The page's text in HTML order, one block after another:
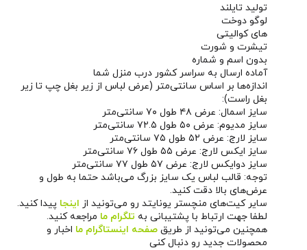
تولید تایلند
لوگو دوخت
های کوالیتی
تیشرت و شورت
بدون اسم و شماره
آماده ارسال به سراسر کشور درب منزل شما
اندازه‌ها بر اساس سانتی‌متر (عرض لباس از زیر بغل چپ تا زیر
بغل راست):
سایز اسمال: عرض ۴۸ طول ۷۰ سانتی‌متر
سایز مدیوم: عرض ۵۰ طول ۷۲.۵ سانتی‌متر
سایز لارج: عرض ۵۲ طول ۷۵ سانتی‌متر
سایز ایکس لارج: عرض ۵۵ طول ۷۶ سانتی‌متر
سایز دوایکس لارج: عرض ۵۷ طول ۷۷ سانتی‌متر
توجه: قالب لباس یک سایز بزرگ می‌باشد حتما به طول و
عرض‌های بالا دقت کنید.
سایر کیت‌های منچستر یونایتد رو می‌تونید از اینجا پیدا کنید.
لطفا جهت ارتباط با پشتیبانی به تلگرام ما مراجعه کنید.
همچنین می‌تونید از طریق صفحه اینستاگرام ما اخبار و
محصولات جدید رو دنبال کنی